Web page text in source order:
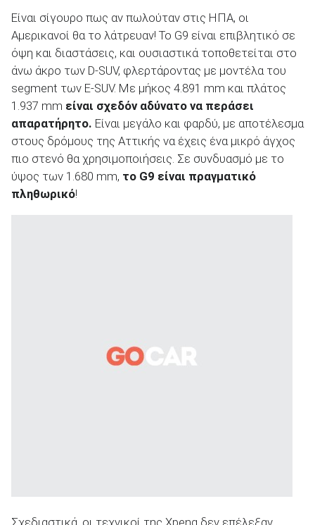
Είναι σίγουρο πως αν πωλούταν στις ΗΠΑ, οι
Αμερικανοί θα το λάτρευαν! Το G9 είναι επιβλητικό σε
όψη και διαστάσεις, και ουσιαστικά τοποθετείται στο
άνω άκρο των D-SUV, φλερτάροντας με μοντέλα του
segment των E-SUV. Με μήκος 4.891 mm και πλάτος
1.937 mm είναι σχεδόν αδύνατο να περάσει
απαρατήρητο. Είναι μεγάλο και φαρδύ, με αποτέλεσμα
στους δρόμους της Αττικής να έχεις ένα μικρό άγχος
πιο στενό θα χρησιμοποιήσεις. Σε συνδυασμό με το
ύψος των 1.680 mm, το G9 είναι πραγματικό
πληθωρικό!
Σχεδιαστικά, οι τεχνικοί της Xpeng δεν επέλεξαν